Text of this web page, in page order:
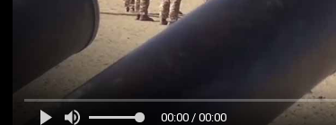
00:00 / 00:00